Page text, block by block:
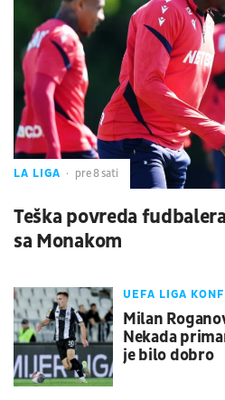
LA LIGA pre 8 sati
Teška povreda
sa Monakom
UEFA LIGA
Milan
Nekada
je bilo dobro